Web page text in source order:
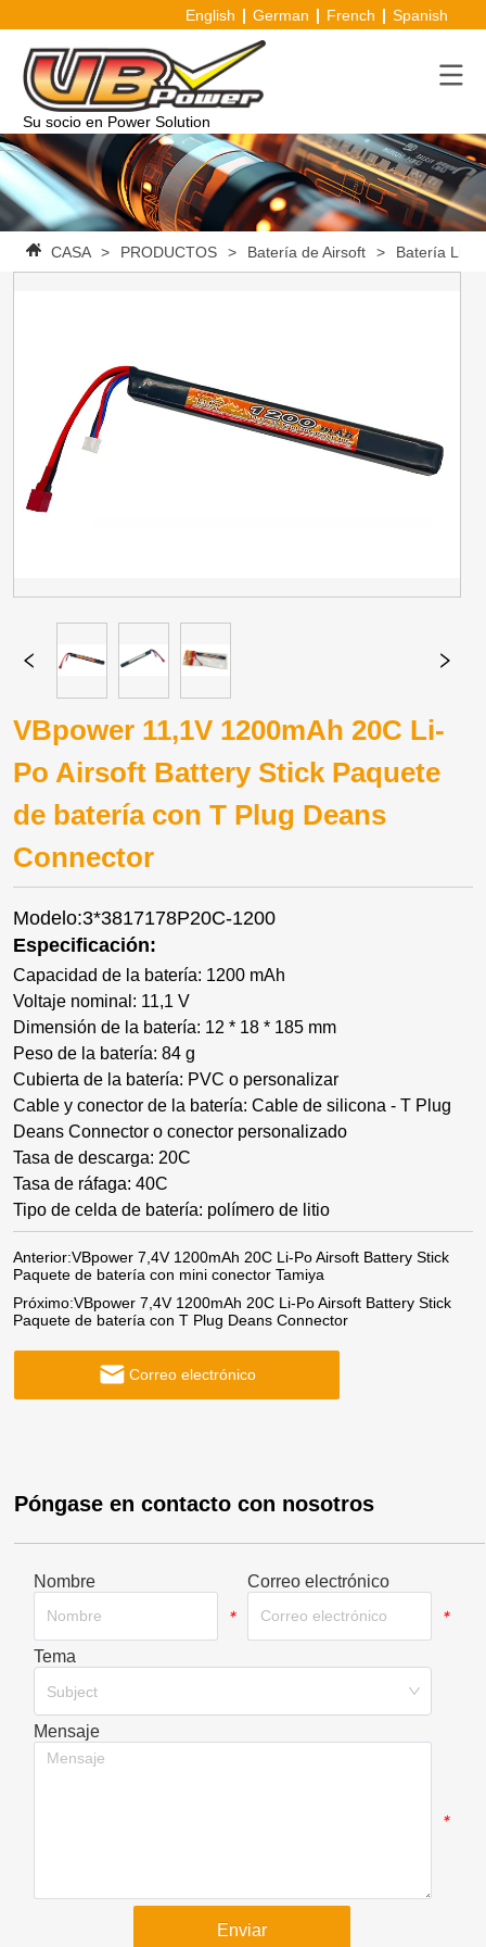
English German French Spanish
Su socio en Power Solution
CASA > PRODUCTOS > Batería de Airsoft > Batería Li-
VBpower 11,1V 1200mAh 20C Li-
Po Airsoft Battery Stick Paquete
de batería con T Plug Deans
Connector
Modelo:3*3817178P20C-1200
Especificación:
Capacidad de la batería: 1200 mAh
Voltaje nominal: 11,1 V
Dimensión de la batería: 12 * 18 * 185 mm
Peso de la batería: 84 g
Cubierta de la batería: PVC o personalizar
Cable y conector de la batería: Cable de silicona - T Plug
Deans Connector o conector personalizado
Tasa de descarga: 20C
Tasa de ráfaga: 40C
Tipo de celda de batería: polímero de litio
Anterior:VBpower 7,4V 1200mAh 20C Li-Po Airsoft Battery Stick
Paquete de batería con mini conector Tamiya
Próximo:VBpower 7,4V 1200mAh 20C Li-Po Airsoft Battery Stick
Paquete de batería con T Plug Deans Connector
Correo electrónico
Póngase en contacto con nosotros
Nombre
*
Correo electrónico
*
Tema
Subject
Mensaje
*
Enviar